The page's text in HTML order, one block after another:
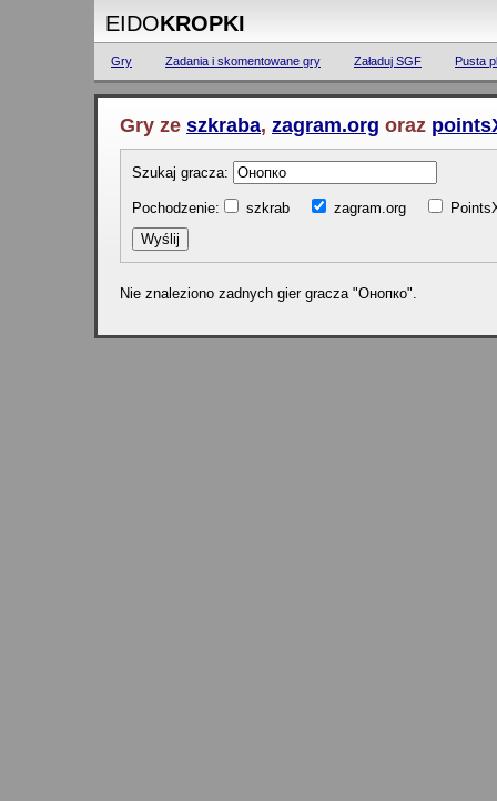
EIDOKROPKI
Gry Zadania i skomentowane gry Załaduj SGF Pusta
Gry ze szkraba, zagram.org oraz
Szukaj gracza:
Pochodzenie: szkrab zagram.org
Nie znaleziono zadnych gier gracza "Онопко".